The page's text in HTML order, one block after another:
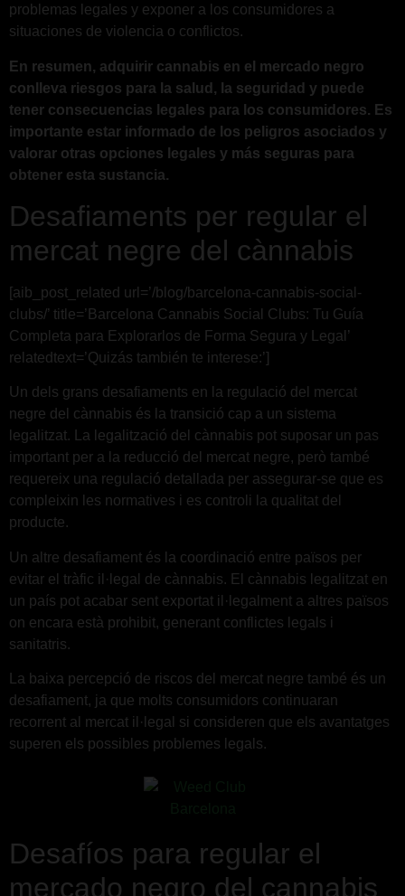
problemas legales y exponer a los consumidores a
situaciones de violencia o conflictos.
En resumen, adquirir cannabis en el mercado negro
conlleva riesgos para la salud, la seguridad y puede
tener consecuencias legales para los consumidores. Es
importante estar informado de los peligros asociados y
valorar otras opciones legales y más seguras para
obtener esta sustancia.
Desafiaments per regular el
mercat negre del cànnabis
[aib_post_related url=’/blog/barcelona-cannabis-social-
clubs/’ title=’Barcelona Cannabis Social Clubs: Tu Guía
Completa para Explorarlos de Forma Segura y Legal’
relatedtext=’Quizás también te interese:’]
Un dels grans desafiaments en la regulació del mercat
negre del cànnabis és la transició cap a un sistema
legalitzat. La legalització del cànnabis pot suposar un pas
important per a la reducció del mercat negre, però també
requereix una regulació detallada per assegurar-se que es
compleixin les normatives i es controli la qualitat del
producte.
Un altre desafiament és la coordinació entre països per
evitar el tràfic il·legal de cànnabis. El cànnabis legalitzat en
un país pot acabar sent exportat il·legalment a altres països
on encara està prohibit, generant conflictes legals i
sanitatris.
La baixa percepció de riscos del mercat negre també és un
desafiament, ja que molts consumidors continuaran
recorrent al mercat il·legal si consideren que els avantatges
superen els possibles problemes legals.
Desafíos para regular el
mercado negro del cannabis